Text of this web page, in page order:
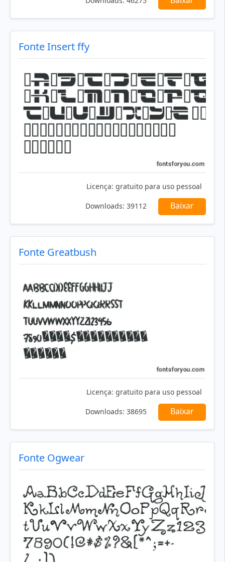
Fonte Insert ffy
Licença: gratuito para uso pessoal
Downloads: 39112 Baixar
Fonte Greatbush
Licença: gratuito para uso pessoal
Downloads: 38695 Baixar
Fonte Ogwear